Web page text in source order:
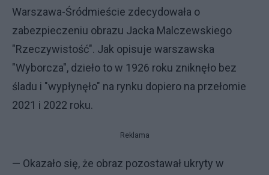
Warszawa-Śródmieście zdecydowała o
zabezpieczeniu obrazu Jacka Malczewskiego
"Rzeczywistość". Jak opisuje warszawska
"Wyborcza", dzieło to w 1926 roku zniknęło bez
śladu i "wypłynęło" na rynku dopiero na przełomie
2021 i 2022 roku.
Reklama
— Okazało się, że obraz pozostawał ukryty w